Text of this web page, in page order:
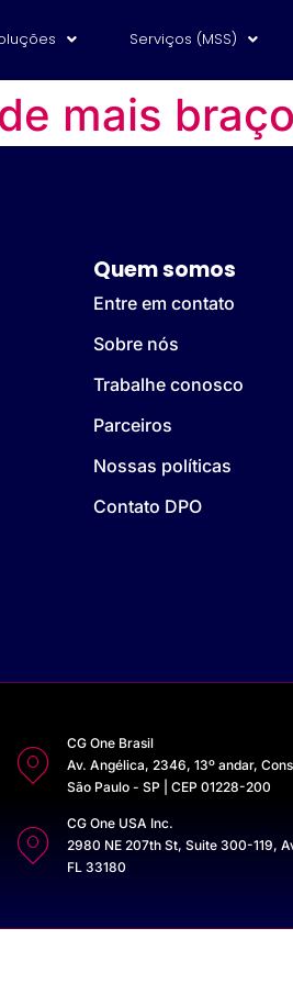
Serviços (MSS)
mais
Quem somos
Entre em contato
Sobre nós
Trabalhe conosco
Parceiros
Nossas políticas
Contato DPO
CG One Brasil
Av. Angélica, 2346, 13º andar,
São Paulo - SP | CEP 01228-200
CG One USA Inc.
2980 NE 207th St, Suite 300-119,
FL 33180